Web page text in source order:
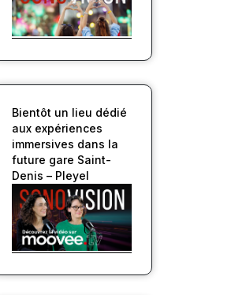
Bientôt un lieu dédié
aux expériences
immersives dans la
future gare Saint-
Denis – Pleyel